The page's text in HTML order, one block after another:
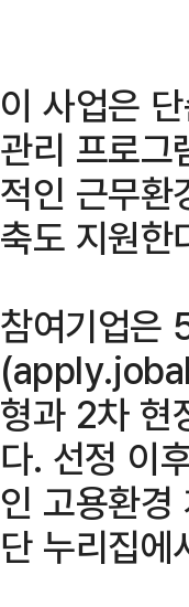
이 사업은
관리 프로그
적인 근무환
축도 지원한
참여기업은
형과 2차 현
다. 선정 이
인 고용환경
단 누리집에